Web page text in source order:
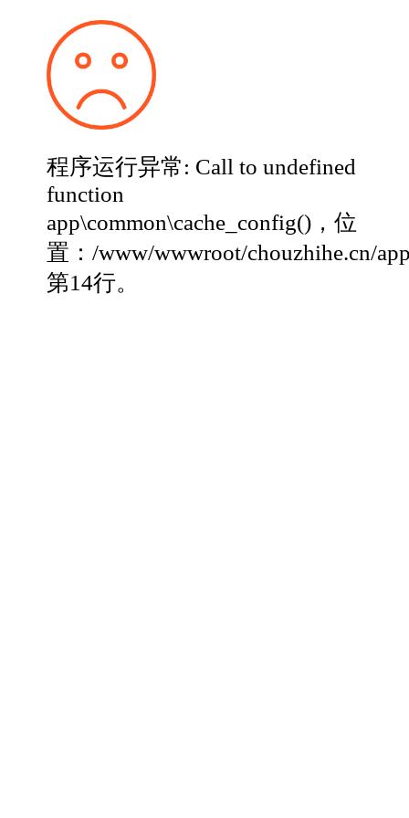
程序运行异常: Call to undefined
function
app\common\cache_config()，位
置：/www/wwwroot/chouzhihe.cn/
第14行。